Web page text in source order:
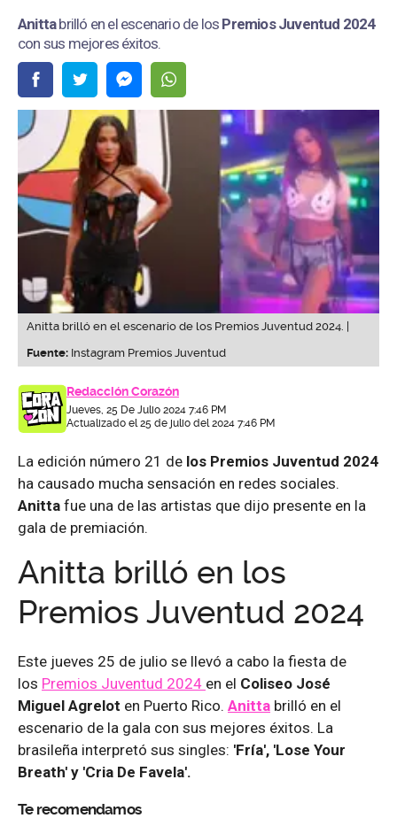
Anittabrilló en el escenario de los Premios Juventud 2024
con sus mejores éxitos.
Anitta brilló en el escenario de los Premios Juventud 2024. |
Fuente: Instagram Premios Juventud
Redacción Corazón
Jueves, 25 De Julio 2024 7:46 PM
Actualizado el 25 de julio del 2024 7:46 PM
La edición número 21 de los Premios Juventud 2024
ha causado mucha sensación en redes sociales.
Anitta fue una de las artistas que dijo presente en la
gala de premiación.
Anitta brilló en los
Premios Juventud 2024
Este jueves 25 de julio se llevó a cabo la fiesta de
los Premios Juventud 2024 en el Coliseo José
Miguel Agrelot en Puerto Rico. Anitta brilló en el
escenario de la gala con sus mejores éxitos. La
brasileña interpretó sus singles: 'Fría', 'Lose Your
Breath' y 'Cria De Favela'.
Te recomendamos